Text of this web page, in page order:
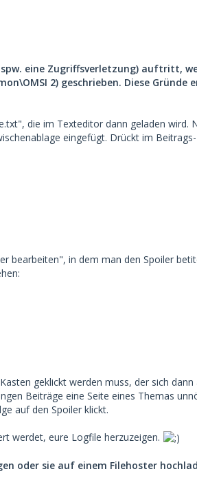
eine Zugriffsverletzung) auftritt,
2) geschrieben. Diese Gründe
die im Texteditor dann geladen wird.
eingefügt. Drückt im
bearbeiten", in dem man den Spoiler
geklickt werden muss, der sich
Beiträge eine Seite eines Themas
auf den Spoiler klickt.
werdet, eure Logfile herzuzeigen.
oder sie auf einem Filehoster